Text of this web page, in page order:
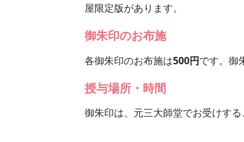
屋限定版があります。
御朱印のお布施
各御朱印のお布施は500円です。御
授与場所・時間
御朱印は、元三大師堂でお受けす